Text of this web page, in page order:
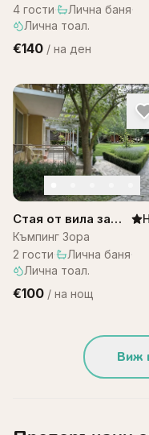
4 гости· Лична баня·
Лична тоал.
€140 / на ден
Стая от вила за
двама – къмпинг
Зора
Къмпинг Зора
2 гости· Лична баня·
Лична тоал.
€100 / на нощ
Виж